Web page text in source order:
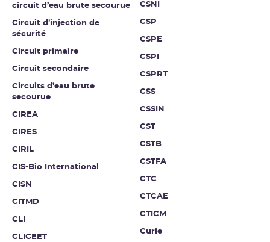
circuit d’eau brute secourue
Circuit d’injection de
sécurité
Circuit primaire
Circuit secondaire
Circuits d’eau brute
secourue
CIREA
CIRES
CIRIL
CIS-Bio International
CISN
CITMD
CLI
CLIGEET
CSNI
CSP
CSPE
CSPI
CSPRT
CSS
CSSIN
CST
CSTB
CSTFA
CTC
CTCAE
CTICM
Curie